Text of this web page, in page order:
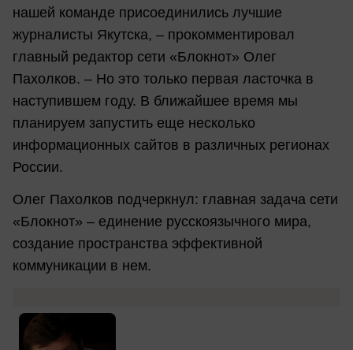
нашей команде присоединились лучшие
журналисты Якутска, – прокомментировал
главный редактор сети «Блокнот» Олег
Пахолков. – Но это только первая ласточка в
наступившем году. В ближайшее время мы
планируем запустить еще несколько
информационных сайтов в различных регионах
России.
Олег Пахолков подчеркнул: главная задача сети
«Блокнот» – единение русскоязычного мира,
создание пространства эффективной
коммуникации в нем.